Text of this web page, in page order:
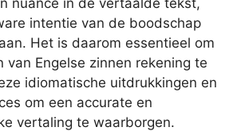
intentie van de boodschap
Het is daarom essentieel om
van Engelse zinnen rekening te
idiomatische uitdrukkingen en
om een accurate en
vertaling te waarborgen.